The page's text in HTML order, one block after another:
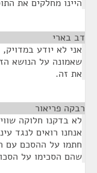
היינו מחלקים את
דב בארי
אני לא יודע
שאמונה על הנושא
את זה.
רבקה פריאור
לא בדקנו חלוקה
אנחנו רואים לנגד
חתמו על ההסכם עם
שהם הסכימו על